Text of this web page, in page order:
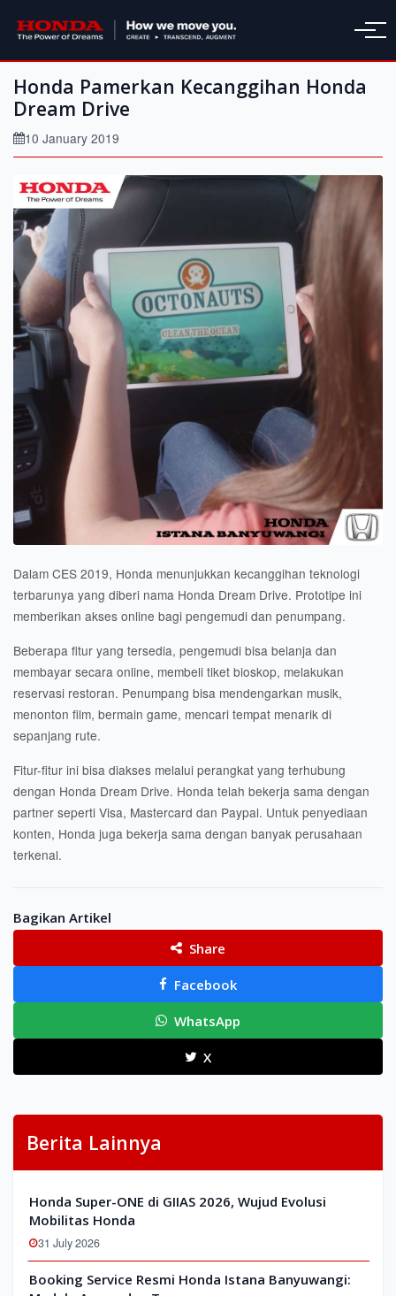
Honda Pamerkan Kecanggihan Honda
Dream Drive
10 January 2019
Dalam CES 2019, Honda menunjukkan kecanggihan teknologi
terbarunya yang diberi nama Honda Dream Drive. Prototipe ini
memberikan akses online bagi pengemudi dan penumpang.
Beberapa fitur yang tersedia, pengemudi bisa belanja dan
membayar secara online, membeli tiket bioskop, melakukan
reservasi restoran. Penumpang bisa mendengarkan musik,
menonton film, bermain game, mencari tempat menarik di
sepanjang rute.
Fitur-fitur ini bisa diakses melalui perangkat yang terhubung
dengan Honda Dream Drive. Honda telah bekerja sama dengan
partner seperti Visa, Mastercard dan Paypal. Untuk penyediaan
konten, Honda juga bekerja sama dengan banyak perusahaan
terkenal.
Bagikan Artikel
Share
Facebook
WhatsApp
X
Berita Lainnya
Honda Super-ONE di GIIAS 2026, Wujud Evolusi
Mobilitas Honda
31 July 2026
Booking Service Resmi Honda Istana Banyuwangi: